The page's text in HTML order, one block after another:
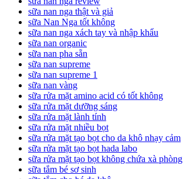
sữa nan nga thật và giả
sữa Nan Nga tốt không
sữa nan nga xách tay và nhập khẩu
sữa nan organic
sữa nan pha sẵn
sữa nan supreme
sữa nan supreme 1
sữa nan vàng
sữa rửa mặt amino acid có tốt không
sữa rửa mặt dưỡng sáng
sữa rửa mặt lành tính
sữa rửa mặt nhiều bọt
sữa rửa mặt tạo bọt cho da khô nhạy cảm
sữa rửa mặt tạo bọt hada labo
sữa rửa mặt tạo bọt không chứa xà phòng
sữa tắm bé sơ sinh